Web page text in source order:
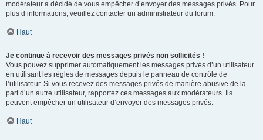
modérateur a décidé de vous empêcher d’envoyer des messages privés. Pour
plus d’informations, veuillez contacter un administrateur du forum.
Haut
Je continue à recevoir des messages privés non sollicités !
Vous pouvez supprimer automatiquement les messages privés d’un utilisateur
en utilisant les règles de messages depuis le panneau de contrôle de
l’utilisateur. Si vous recevez des messages privés de manière abusive de la
part d’un autre utilisateur, rapportez ces messages aux modérateurs. Ils
peuvent empêcher un utilisateur d’envoyer des messages privés.
Haut